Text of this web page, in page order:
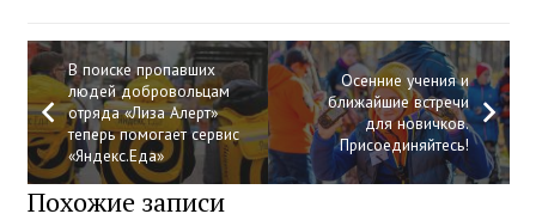
В поиске пропавших
людей добровольцам
отряда «Лиза Алерт»
теперь помогает сервис
«Яндекс.Еда»
Осенние учения и
ближайшие встречи
для новичков.
Присоединяйтесь!
Похожие записи